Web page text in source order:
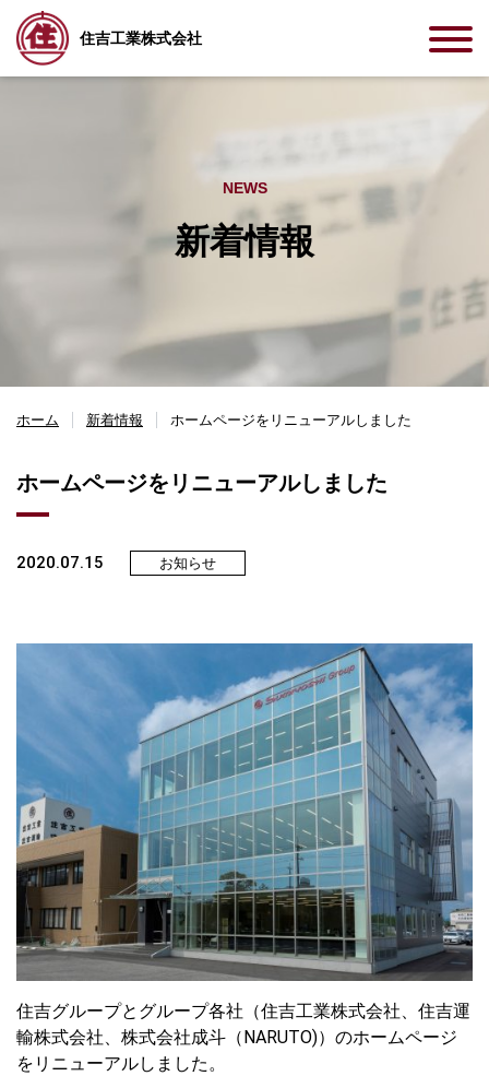
住吉工業株式会社
NEWS
新着情報
ホーム 新着情報 ホームページをリニューアルしました
ホームページをリニューアルしました
2020.07.15 お知らせ
住吉グループとグループ各社（住吉工業株式会社、住吉運
輸株式会社、株式会社成斗（NARUTO)）のホームページ
をリニューアルしました。